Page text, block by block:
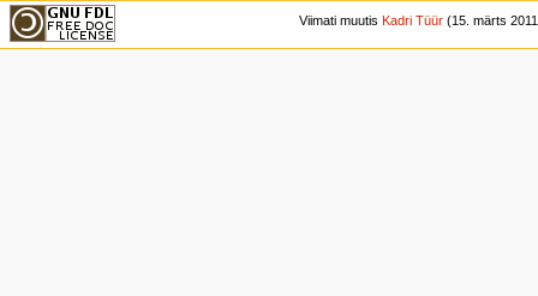
Viimati muutisKadri Tüür (15. märts